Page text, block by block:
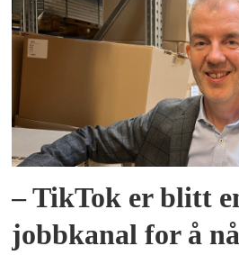
– TikTok er blitt
jobbkanal for å